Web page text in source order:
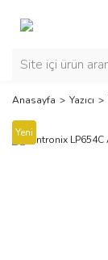
Anasayfa Yazıcı
Yeni